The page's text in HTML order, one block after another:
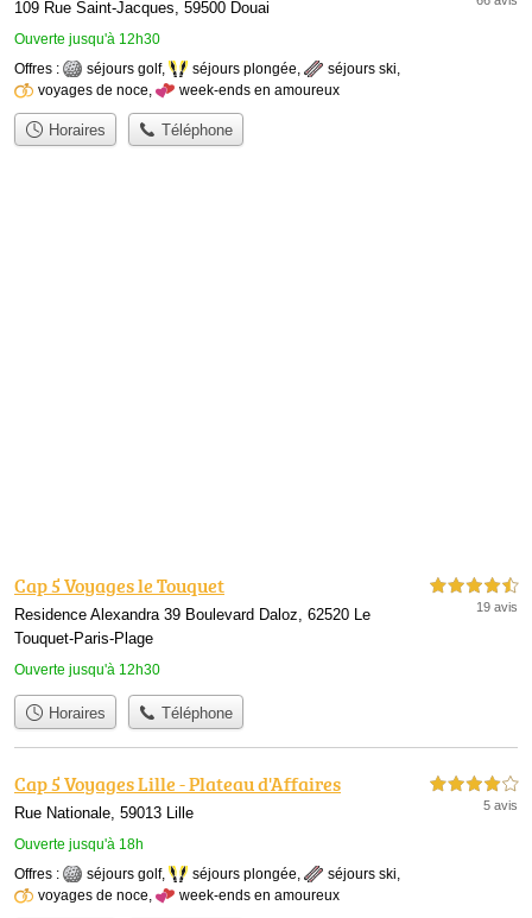
109 Rue Saint-Jacques, 59500 Douai
Ouverte jusqu'à 12h30
Offres : séjours golf, séjours plongée, séjours ski,
voyages de noce, week-ends en amoureux
Horaires Téléphone
Cap 5 Voyages le Touquet
Residence Alexandra 39 Boulevard Daloz, 62520 Le
Touquet-Paris-Plage
Ouverte jusqu'à 12h30
4,5 étoiles sur 5
19 avis
Horaires Téléphone
Cap 5 Voyages Lille - Plateau d'Affaires
Rue Nationale, 59013 Lille
Ouverte jusqu'à 18h
4,0 étoiles sur 5
5 avis
Offres : séjours golf, séjours plongée séjours ski
voyages de noce
week-ends en amoureux